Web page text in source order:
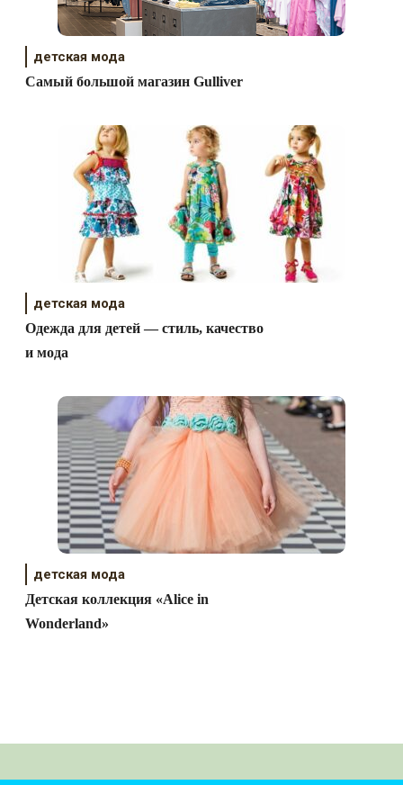
детская мода
Самый большой магазин Gulliver
детская мода
Одежда для детей — стиль, качество
и мода
детская мода
Детская коллекция «Alice in
Wonderland»